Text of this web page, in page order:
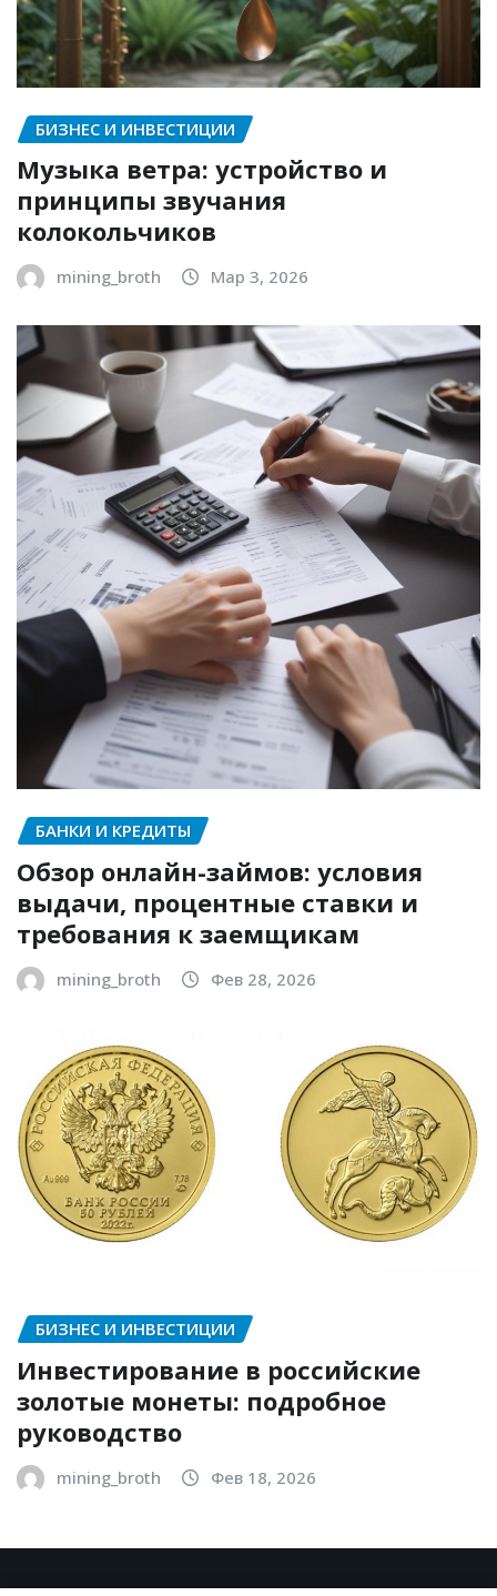
БИЗНЕС И ИНВЕСТИЦИИ
Музыка ветра: устройство и
принципы звучания
колокольчиков
mining_broth Мар 3, 2026
БАНКИ И КРЕДИТЫ
Обзор онлайн-займов: условия
выдачи, процентные ставки и
требования к заемщикам
mining_broth Фев 28, 2026
БИЗНЕС И ИНВЕСТИЦИИ
Инвестирование в российские
золотые монеты: подробное
руководство
mining_broth Фев 18, 2026